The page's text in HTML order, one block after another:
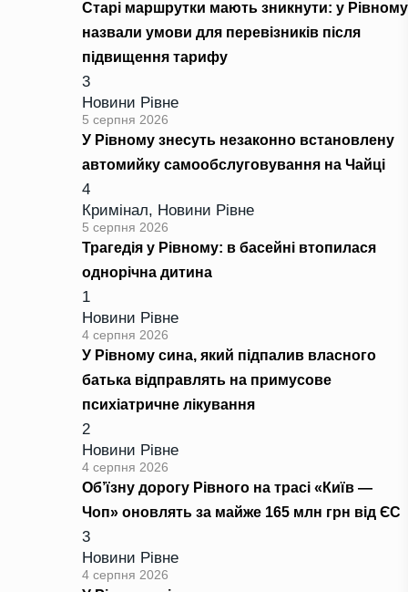
Старі маршрутки мають зникнути: у Рівному
назвали умови для перевізників після
підвищення тарифу
3
Новини Рівне
5 серпня 2026
У Рівному знесуть незаконно встановлену
автомийку самообслуговування на Чайці
4
Кримінал, Новини Рівне
5 серпня 2026
Трагедія у Рівному: в басейні втопилася
однорічна дитина
1
Новини Рівне
4 серпня 2026
У Рівному сина, який підпалив власного
батька відправлять на примусове
психіатричне лікування
2
Новини Рівне
4 серпня 2026
Об’їзну дорогу Рівного на трасі «Київ —
Чоп» оновлять за майже 165 млн грн від ЄС
3
Новини Рівне
4 серпня 2026